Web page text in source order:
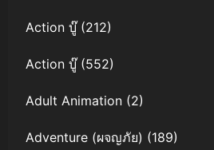
Action บู๊(212)
Action บู๊(552)
Adult Animation (2)
Adventure (ผจญภัย) (189)